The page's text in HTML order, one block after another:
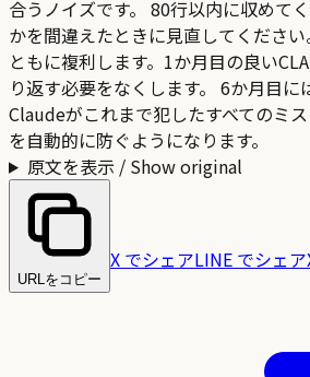
合うノイズです。 80行以内に収めて
かを間違えたときに見直してくださ
ともに複利します。1か月目の良い
り返す必要をなくします。 6か月目に
Claudeがこれまで犯したすべてのミ
を自動的に防ぐようになります。
原文を表示 / Show original
URLをコピー
X でシェアLINE でシェア